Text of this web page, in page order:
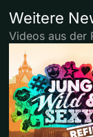
Weitere
Videos aus der